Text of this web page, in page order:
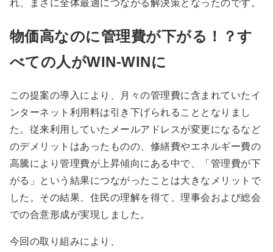
れ、まさに全体最適につながる解決策となったのです。
物価高なのに管理費が下がる！？す
べての人がWIN-WINに
この提案の導入により、月々の管理費に含まれていたイ
ンターネット利用料は引き下げられることとなりまし
た。従来利用していたメールアドレスが変更になるなど
のデメリットはあったものの、修繕費やエネルギー費の
高騰により管理費が上昇傾向にある中で、「管理費が下
がる」という結果につながったことは大きなメリットで
した。その結果、住民の理解を得て、理事会および総会
での合意形成が実現しました。
今回の取り組みにより、